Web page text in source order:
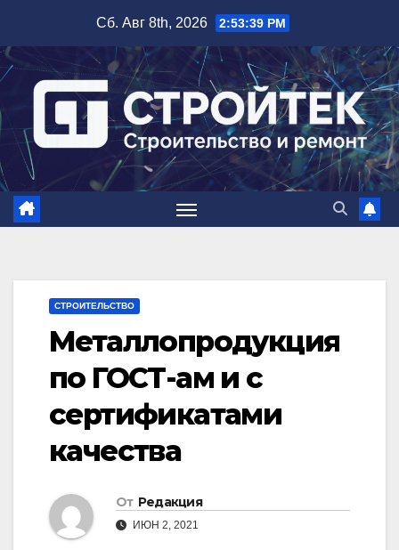
содержимому
Сб. Авг 8th, 2026 2:53:40 PM
СТРОИТЕЛЬСТВО
Металлопродукция
по ГОСТ-ам и с
сертификатами
качества
От Редакция
ИЮН 2, 2021